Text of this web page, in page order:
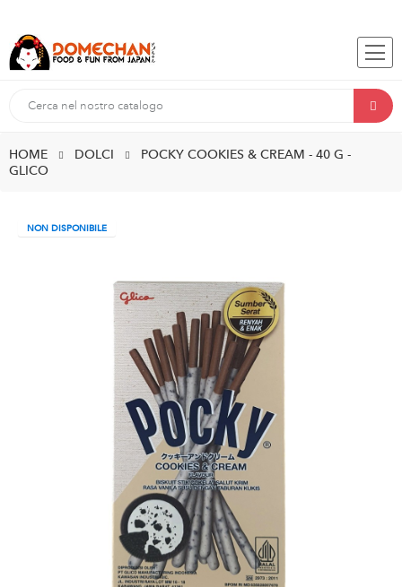
HOME DOLCI
POCKY COOKIES & CREAM - 40 G -
GLICO
NON DISPONIBILE